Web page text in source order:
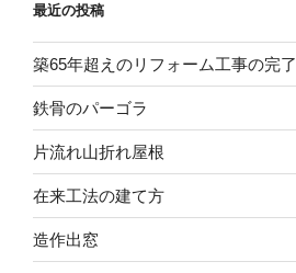
最近の投稿
築65年超えのリフォーム工事の完了
鉄骨のパーゴラ
片流れ山折れ屋根
在来工法の建て方
造作出窓